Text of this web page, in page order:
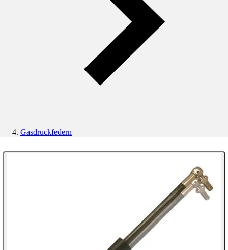
Gasdruckfedern